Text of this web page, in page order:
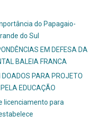
do Papagaio-
do Sul
EM DEFESA DA
BALEIA FRANCA
PARA PROJETO
EDUCAÇÃO
licenciamento para